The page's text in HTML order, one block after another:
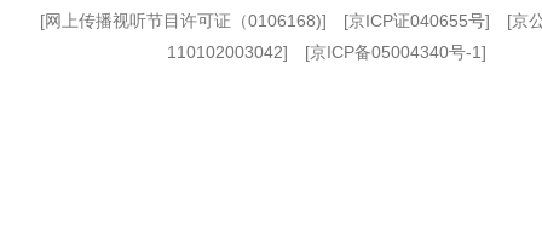
[网上传播视听节目许可证（0106168)] [京ICP证040655号] [京
110102003042] [京ICP备05004340号-1]